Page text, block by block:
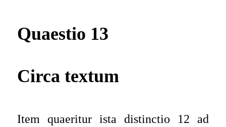
Quaestio 13
Circa textum
Item quaeritur ista distinctio 12 ad